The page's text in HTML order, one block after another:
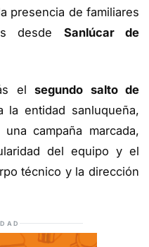
presencia de familiares
desde Sanlúcar de
elsegundo salto de
la entidad sanluqueña,
campaña marcada,
del equipo y el
técnico y la dirección